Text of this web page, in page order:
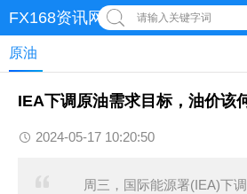
FX168资讯网 请输入关键字词
原油
IEA下调原油需求目标，油价该
2024-05-17 10:20:50
周三，国际能源署(IEA)下调